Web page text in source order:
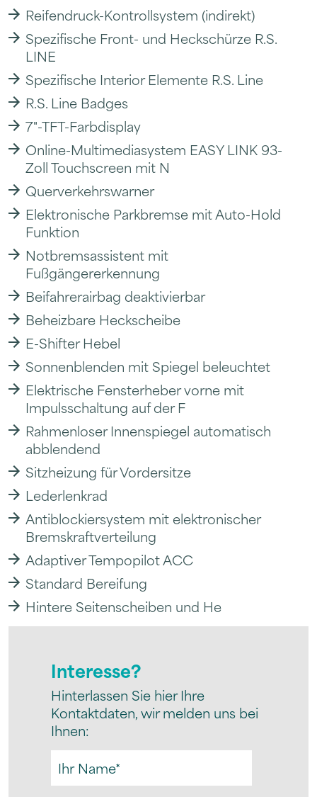
Reifendruck-Kontrollsystem (indirekt)
Spezifische Front- und Heckschürze R.S.
LINE
Spezifische Interior Elemente R.S. Line
R.S. Line Badges
7"-TFT-Farbdisplay
Online-Multimediasystem EASY LINK 93-
Zoll Touchscreen mit N
Querverkehrswarner
Elektronische Parkbremse mit Auto-Hold
Funktion
Notbremsassistent mit
Fußgängererkennung
Beifahrerairbag deaktivierbar
Beheizbare Heckscheibe
E-Shifter Hebel
Sonnenblenden mit Spiegel beleuchtet
Elektrische Fensterheber vorne mit
Impulsschaltung auf der F
Rahmenloser Innenspiegel automatisch
abblendend
Sitzheizung für Vordersitze
Lederlenkrad
Antiblockiersystem mit elektronischer
Bremskraftverteilung
Adaptiver Tempopilot ACC
Standard Bereifung
Hintere Seitenscheiben und He
Interesse?
Hinterlassen Sie hier Ihre
Kontaktdaten, wir melden uns bei
Ihnen: